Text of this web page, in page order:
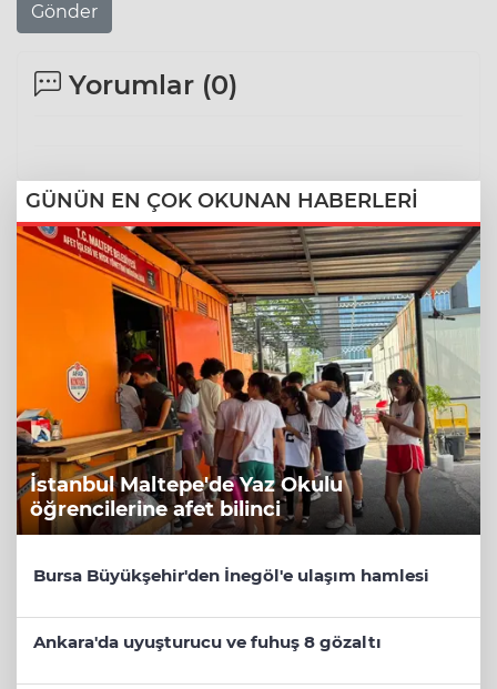
Gönder
Yorumlar (0)
GÜNÜN EN ÇOK OKUNAN HABERLERİ
İstanbul Maltepe'de Yaz Okulu
öğrencilerine afet bilinci
Bursa Büyükşehir'den İnegöl'e ulaşım hamlesi
Ankara'da uyuşturucu ve fuhuş 8 gözaltı